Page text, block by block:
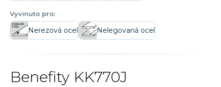
Vyvinuto pro:
Nerezová ocel Nelegovaná ocel
Benefity KK770J